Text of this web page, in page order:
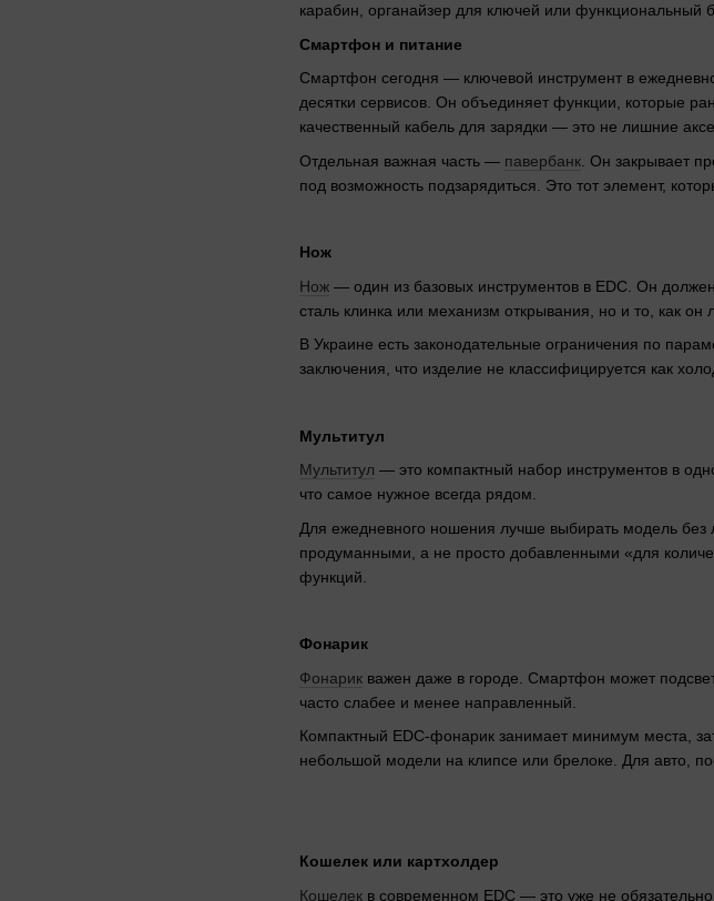
карабин, органайзер для ключей или функциональный
Смартфон и питание
Смартфон сегодня — ключевой инструмент в
десятки сервисов. Он объединяет функции, которые
качественный кабель для зарядки — это не лишние
Отдельная важная часть — павербанк . Он закрывает
под возможность подзарядиться. Это тот элемент,
Нож
Нож — один из базовых инструментов в EDC. Он
сталь клинка или механизм открывания, но и то, как он
В Украине есть законодательные ограничения по
заключения, что изделие не классифицируется как
Мультитул
Мультитул — это компактный набор инструментов в
что самое нужное всегда рядом.
Для ежедневного ношения лучше выбирать модель
продуманными, а не просто добавленными «для
функций.
Фонарик
Фонарик важен даже в городе. Смартфон может
часто слабее и менее направленный.
Компактный EDC-фонарик занимает минимум места,
небольшой модели на клипсе или брелоке. Для авто,
Кошелек или картхолдер
Кошелек в современном EDC — это уже не